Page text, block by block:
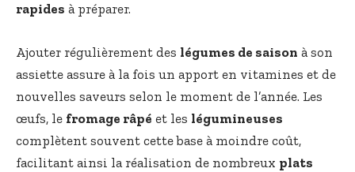
rapides à préparer.
Ajouter régulièrement des légumes de saison à son
assiette assure à la fois un apport en vitamines et de
nouvelles saveurs selon le moment de l’année. Les
œufs, le fromage râpé et les légumineuses
complètent souvent cette base à moindre coût,
facilitant ainsi la réalisation de nombreux plats